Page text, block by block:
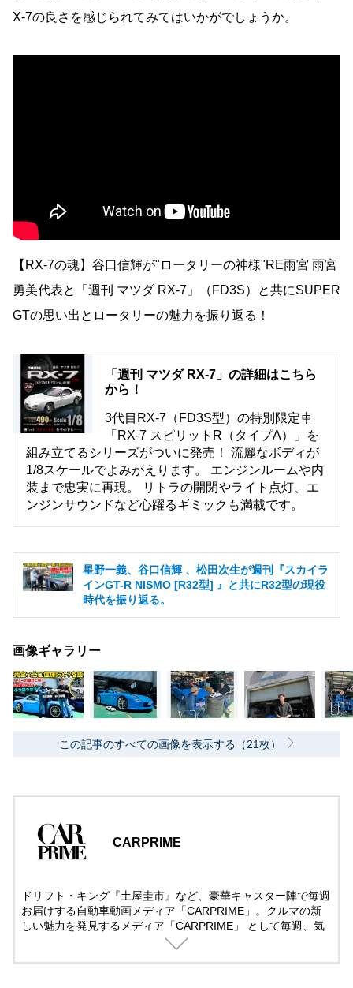
X-7の良さを感じられてみてはいかがでしょうか。
【RX-7の魂】谷口信輝が"ロータリーの神様"RE雨宮 雨宮
勇美代表と「週刊 マツダ RX-7」（FD3S）と共にSUPER
GTの思い出とロータリーの魅力を振り返る！
「週刊 マツダ RX-7」の詳細はこちら
から！
3代目RX-7（FD3S型）の特別限定車
「RX-7 スピリットR（タイプA）」を
組み立てるシリーズがついに発売！ 流麗なボディが
1/8スケールでよみがえります。 エンジンルームや内
装まで忠実に再現。 リトラの開閉やライト点灯、エ
ンジンサウンドなど心躍るギミックも満載です。
星野一義、谷口信輝 、松田次生が週刊『スカイラ
インGT-R NISMO [R32型] 』と共にR32型の現役
時代を振り返る。
画像ギャラリー
この記事のすべての画像を表示する（21枚）
CARPRIME
ドリフト・キング『土屋圭市』など、豪華キャスター陣で毎週
お届けする自動車動画メディア「CARPRIME」。クルマの新
しい魅力を発見するメディア「CARPRIME」 として毎週、気
になるクルマ、話題のクルマを取り上げ、クルマのある日常を